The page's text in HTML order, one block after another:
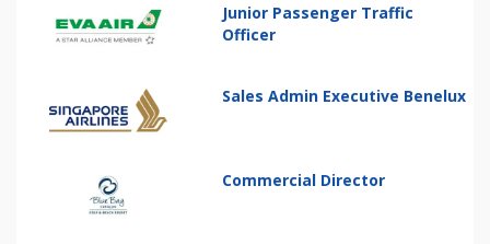
Junior Passenger Traffic
Officer
Sales Admin Executive Benelux
Commercial Director